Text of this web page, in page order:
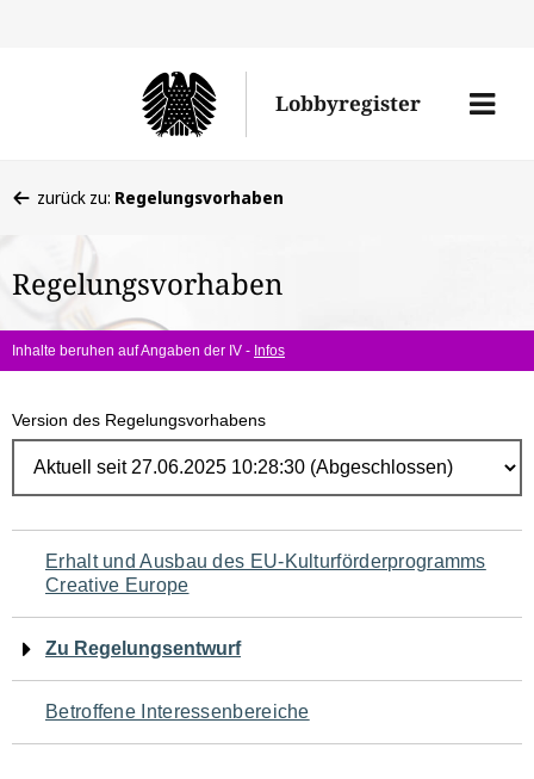
Lobbyregister
Menü
befinden
hier:
zurück zu: Regelungsvorhaben
Regelungsvorhaben
Inhalte beruhen auf Angaben der IV - Infos
Version des Regelungsvorhabens
Navigation
für
den
Seiteninhalt
Erhalt und Ausbau des EU-Kulturförderprogramms
Creative Europe
Zu Regelungsentwurf
Betroffene Interessenbereiche